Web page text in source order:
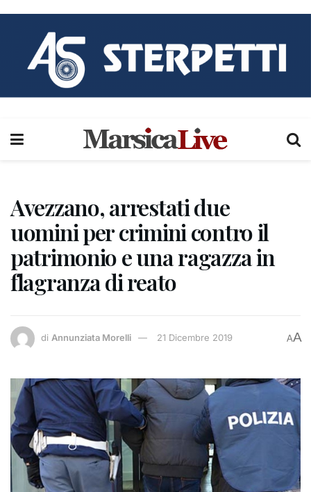
Avezzano, arrestati due
uomini per crimini contro il
patrimonio e una ragazza in
flagranza di reato
di Annunziata Morelli 21 Dicembre 2019 AA